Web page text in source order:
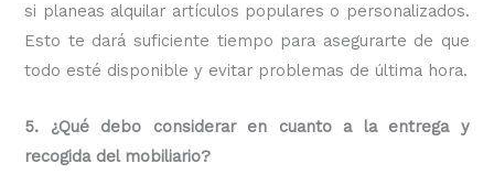
si planeas alquilar artículos populares o personalizados.
Esto te dará suficiente tiempo para asegurarte de que
todo esté disponible y evitar problemas de última hora.
5. ¿Qué debo considerar en cuanto a la entrega y
recogida del mobiliario?